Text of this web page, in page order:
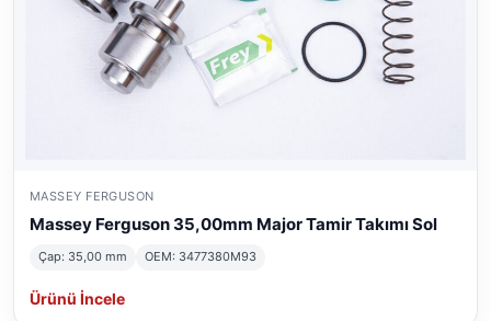
MASSEY FERGUSON
Massey Ferguson 35,00mm Major Tamir Takımı Sol
Çap: 35,00 mm OEM: 3477380M93
Ürünü İncele